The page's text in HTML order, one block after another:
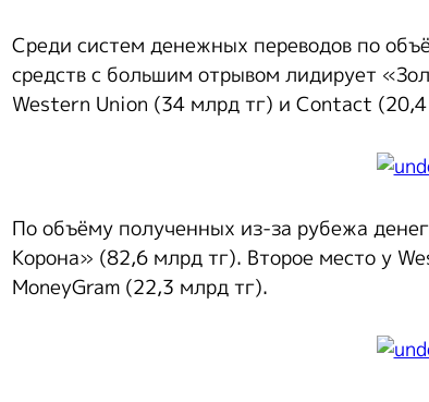
Среди систем денежных переводов по
средств с большим отрывом лидирует
Western Union (34 млрд тг) и Contact
По объёму полученных из-за рубежа
Корона» (82,6 млрд тг). Второе место у
MoneyGram (22,3 млрд тг).